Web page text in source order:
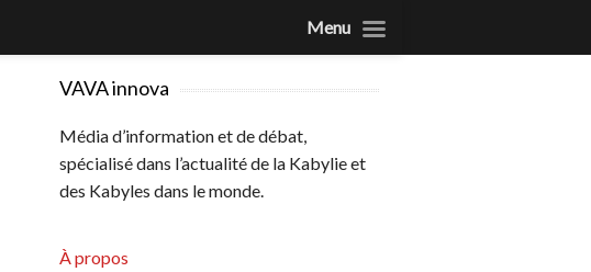
VAVA innova
Média d’information et de débat,
spécialisé dans l’actualité de la Kabylie et
des Kabyles dans le monde.
À propos
Menu